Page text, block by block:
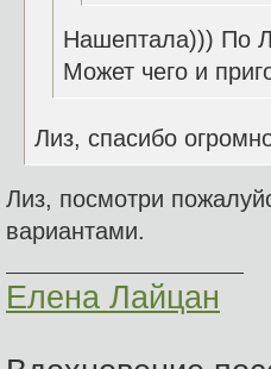
Нашептала))) По
Может чего и
Лиз, спасибо
Лиз, посмотри
вариантами.
Елена Лайцан